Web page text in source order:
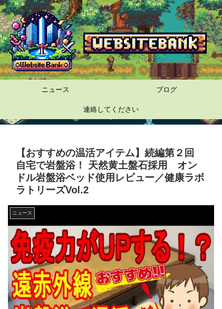
ニュース ブログ
連絡してください
【おすすめの温活アイテム】続編第２回
自宅で岩盤浴！ 天然黄土盤石採用 オン
ドル岩盤浴ベッド使用レビュー／健康ラボ
ラトリーズVol.2
ニュース